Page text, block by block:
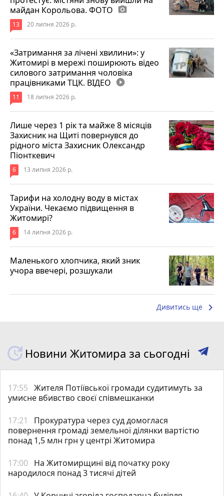
майдан Корольова. ФОТО photo_camera
13 20 липня 2026 р.
«Затримання за лічені хвилини»: у
Житомирі в мережі поширюють відео
силового затримання чоловіка
працівниками ТЦК. ВІДЕО play_circle_filled
11 18 липня 2026 р.
Лише через 1 рік та майже 8 місяців
Захисник на Щиті повернувся до
рідного міста Захисник Олександр
Піонткевич
6 13 липня 2026 р.
Тарифи на холодну воду в містах
України. Чекаємо підвищення в
Житомирі?
6 14 липня 2026 р.
Маленького хлопчика, який зник
учора ввечері, розшукали
Дивитись ще keyboard_arrow_right
Новини Житомира за сьогодні
17:55 Жителя Потіївської громади судитимуть за
умисне вбивство своєї співмешканки
17:21
Прокуратура через суд домоглася
повернення громаді земельної ділянки вартістю
понад 1,5 млн грн у центрі Житомира
17:00 На Житомирщині від початку року
народилося понад 3 тисячі дітей